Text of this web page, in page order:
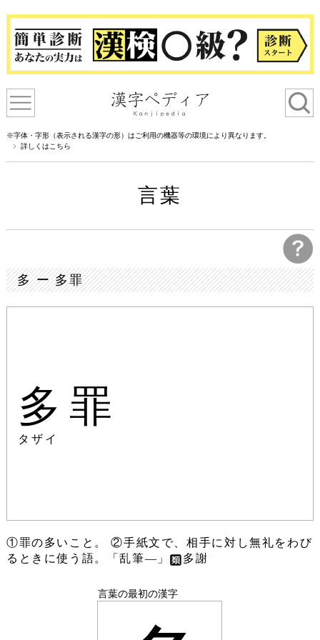
※字体・字形（表示される漢字の形）はご利用の機器等の環境により異なります。
詳しくはこちら
言葉
多 ー 多罪
多罪
タザイ
①罪の多いこと。 ②手紙文で、相手に対し無礼をわび
るときに使う語。「乱筆―」
多謝
言葉の最初の漢字